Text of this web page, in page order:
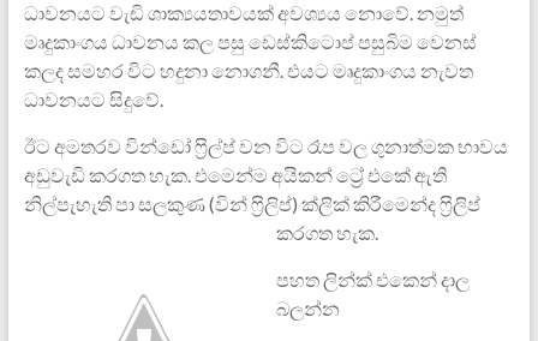
ධාවනයට වැඩි ශාක්‍යයතාවයක් අවශ්‍යය නොවේ. නමුත්
මෘදුකාංගය ධාවනය කල පසු ‍ඩෙස්කිටොප් පසුබිම වෙනස්
කලද සමහර වි‍ට හදුනා නොගනී. එය‍‍ට මෘදුකාංගය නැවත
ධාවනය‍ට සිදුවේ.
ඊ‍ට අමතරව වින්ඩෝ ෆ්‍රිල්ප් වන වි‍ට රෑප වල ගුනාත්මක භාවය
අඩුවැඩි කරගත හැක.‍ එමෙන්ම අයිකන් ට්‍රේ එකේ ඇති
නිල්පැහැති පා සලකුණ (වින් ‍‍ෆ්‍රිලිප්) ක්ලික් කිරීමෙන්ද ෆ්‍රිලිප්
කරගත හැක.
පහත ලින්ක් එකෙන් දාල
බලන්න